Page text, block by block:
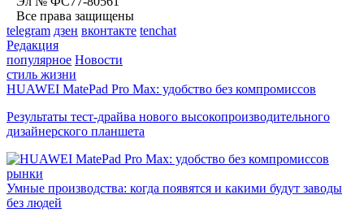
Все права защищены
telegram дзен вконтакте tenchat
Редакция
популярное Новости
стиль жизни
HUAWEI MatePad Pro Max: удобство без компромиссов
Результаты тест-драйва нового высокопроизводительного
дизайнерского планшета
рынки
Умные производства: когда появятся и какими будут заводы
без людей